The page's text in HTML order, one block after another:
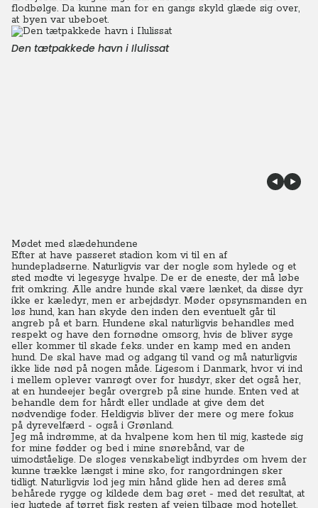
flodbølge. Da kunne man for en gangs skyld glæde sig over,
at byen var ubeboet.
Den tætpakkede havn i Ilulissat
Mødet med slædehundene
Efter at have passeret stadion kom vi til en af
hundepladserne. Naturligvis var der nogle som hylede og et
sted mødte vi legesyge hvalpe. De er de eneste, der må løbe
frit omkring. Alle andre hunde skal være lænket, da disse dyr
ikke er kæledyr, men er arbejdsdyr. Møder opsynsmanden en
løs hund, kan han skyde den inden den eventuelt går til
angreb på et barn. Hundene skal naturligvis behandles med
respekt og have den fornødne omsorg, hvis de bliver syge
eller kommer til skade f.eks. under en kamp med en anden
hund. De skal have mad og adgang til vand og må naturligvis
ikke lide nød på nogen måde. Ligesom i Danmark, hvor vi ind
i mellem oplever vanrøgt over for husdyr, sker det også her,
at en hundeejer begår overgreb på sine hunde. Enten ved at
behandle dem for hårdt eller undlade at give dem det
nødvendige foder. Heldigvis bliver der mere og mere fokus
på dyrevelfærd - også i Grønland.
Jeg må indrømme, at da hvalpene kom hen til mig, kastede sig
for mine fødder og bed i mine snørebånd, var de
uimodståelige. De sloges venskabeligt indbyrdes om hvem der
kunne trække længst i mine sko, for rangordningen sker
tidligt. Naturligvis lod jeg min hånd glide hen ad deres små
behårede rygge og kildede dem bag øret - med det resultat, at
jeg lugtede af tørret fisk resten af vejen tilbage mod hotellet.